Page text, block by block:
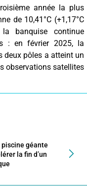
année la plus
de 10,41°C (+1,17°C
banquise continue
: en février 2025, la
deux pôles a atteint un
observations satellites
piscine géante
la fin d’un